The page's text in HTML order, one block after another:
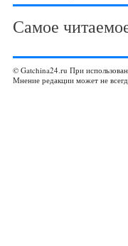
Самое
© Gatchina24.ru При
Мнение редакции может не